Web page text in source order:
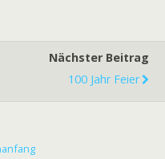
Nächster Beitrag
100 Jahr Feier